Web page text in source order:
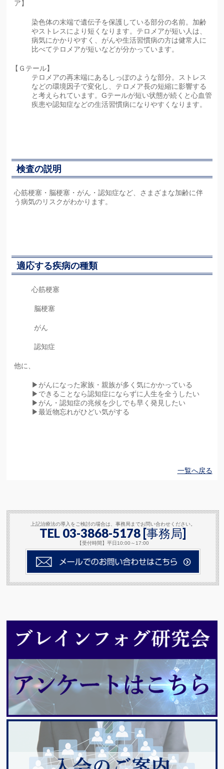
ア】
染色体の末端で遺伝子を保護している部分の名前。加齢
やストレスにより短くなります。テロメアが短い人は、
病気にかかりやすく、がんや生活習慣病の方は健常人に
比べてテロメアが短いなどが分かっています。
【Ｇテール】
テロメアの再末端にあるしっぽのような部分。ストレス
などの環境因子で変化し、テロメア長の短縮に影響する
と考えられています。Gテールが短い状態が続くと心血管
疾患や認知症などの生活習慣病になりやすくなります。
検査の説明
心筋梗塞・脳梗塞・がん・認知症など、さまざまな加齢に伴
う病気のリスクがわかります。
適応する疾病の種類
心筋梗塞
脳梗塞
がん
認知症
他に、
▶がんになった家族・親族が多く気にかかっている
▶できることなら認知症にならずに人生を全うしたい
▶がん・認知症の兆候を少しでも早く発見したい
▶最近物忘れがひどい気がする
一覧へ戻る
上記治療法の導入をご検討の場合は、事務局までお問い合わせください。
TEL 03-3868-5178 [事務局]
【受付時間】平日10:00～17:00